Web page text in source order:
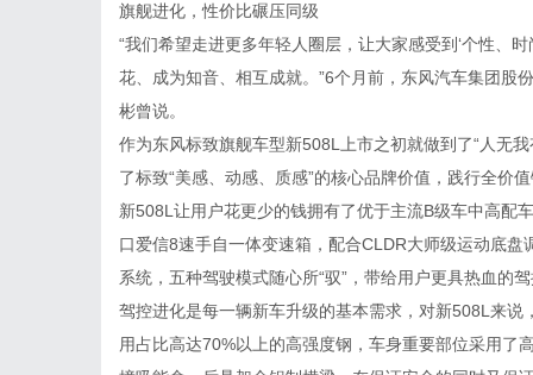
旗舰进化，性价比碾压同级
“我们希望走进更多年轻人圈层，让大家感受到‘个性、
花、成为知音、相互成就。”6个月前，东风汽车集团股
彬曾说。
作为东风标致旗舰车型新508L上市之初就做到了“人无
了标致“美感、动感、质感”的核心品牌价值，践行全价
新508L让用户花更少的钱拥有了优于主流B级车中高配
口爱信8速手自一体变速箱，配合CLDR大师级运动底
系统，五种驾驶模式随心所“驭”，带给用户更具热血的
驾控进化是每一辆新车升级的基本需求，对新508L来
用占比高达70%以上的高强度钢，车身重要部位采用